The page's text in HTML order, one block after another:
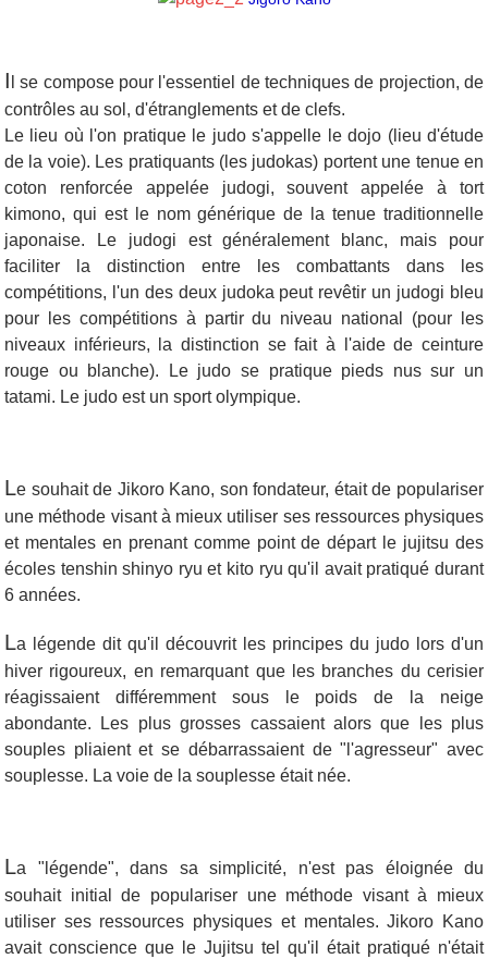
I l se compose pour l'essentiel de techniques de projection, de
contrôles au sol, d'étranglements et de clefs.
Le lieu où l'on pratique le judo s'appelle le dojo (lieu d'étude
de la voie). Les pratiquants (les judokas) portent une tenue en
coton renforcée appelée judogi, souvent appelée à tort
kimono, qui est le nom générique de la tenue traditionnelle
japonaise. Le judogi est généralement blanc, mais pour
faciliter la distinction entre les combattants dans les
compétitions, l'un des deux judoka peut revêtir un judogi bleu
pour les compétitions à partir du niveau national (pour les
niveaux inférieurs, la distinction se fait à l'aide de ceinture
rouge ou blanche). Le judo se pratique pieds nus sur un
tatami. Le judo est un sport olympique.
Le souhait de Jikoro Kano, son fondateur, était de populariser
une méthode visant à mieux utiliser ses ressources physiques
et mentales en prenant comme point de départ le jujitsu des
écoles tenshin shinyo ryu et kito ryu qu'il avait pratiqué durant
6 années.
La légende dit qu'il découvrit les principes du judo lors d'un
hiver rigoureux, en remarquant que les branches du cerisier
réagissaient différemment sous le poids de la neige
abondante. Les plus grosses cassaient alors que les plus
souples pliaient et se débarrassaient de "l'agresseur" avec
souplesse. La voie de la souplesse était née.
La "légende", dans sa simplicité, n'est pas éloignée du
souhait initial de populariser une méthode visant à mieux
utiliser ses ressources physiques et mentales. Jikoro Kano
avait conscience que le Jujitsu tel qu'il était pratiqué n'était